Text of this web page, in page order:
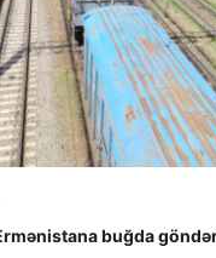
buğda